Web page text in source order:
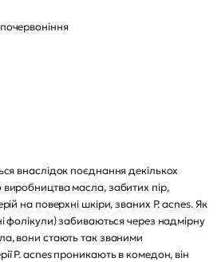
внаслідок поєднання декількох
масла, забитих пір,
на поверхні шкіри, званих P. acnes. Як
фолікули) забиваються через надмірну
вони стають так званими
P. acnes проникають в комедон, він